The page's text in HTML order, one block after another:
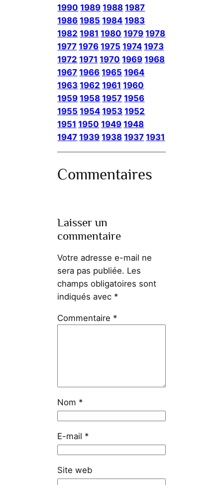
1990 1989 1988 1987
1986 1985 1984 1983
1982 1981 1980 1979 1978
1977 1976 1975 1974 1973
1972 1971 1970 1969 1968
1967 1966 1965 1964
1963 1962 1961 1960
1959 1958 1957 1956
1955 1954 1953 1952
1951 1950 1949 1948
1947 1939 1938 1937 1931
Commentaires
Laisser un
commentaire
Votre adresse e-mail ne
sera pas publiée. Les
champs obligatoires sont
indiqués avec *
Commentaire *
Nom *
E-mail *
Site web